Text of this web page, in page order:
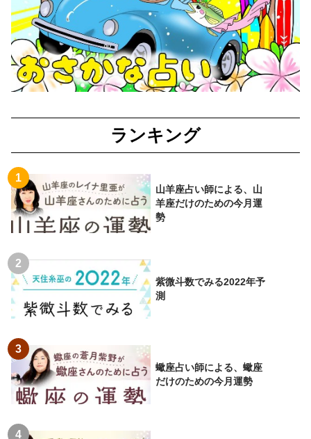
ランキング
山羊座占い師による、山
羊座だけのための今月運
勢
紫微斗数でみる2022年予
測
蠍座占い師による、蠍座
だけのための今月運勢